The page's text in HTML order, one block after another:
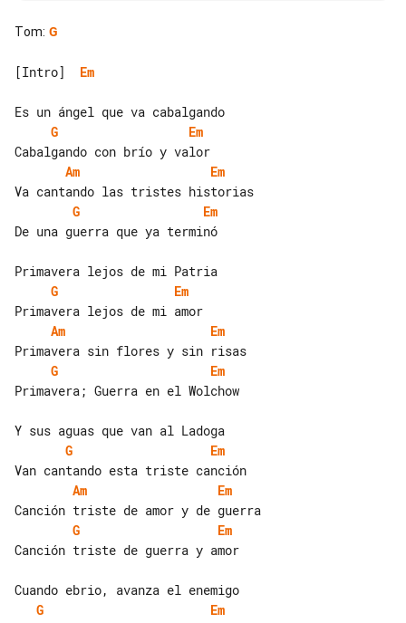
Tom: G
[Intro] Em
G
Em
Am
Em
G
Em
De una guerra que ya terminó
G
Em
Am
Em
G
Em
Primavera; Guerra en el Wolchow
G
Em
Am
Em
G
Em
Canción triste de guerra y amor
G
Em